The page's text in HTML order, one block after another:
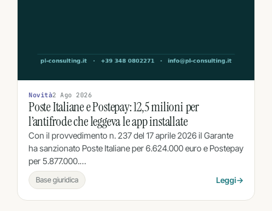
Novità2 Ago 2026
Poste Italiane e Postepay: 12,5 milioni per
l’antifrode che leggeva le app installate
Con il provvedimento n. 237 del 17 aprile 2026 il Garante
ha sanzionato Poste Italiane per 6.624.000 euro e Postepay
per 5.877.000.…
Base giuridica Leggi→